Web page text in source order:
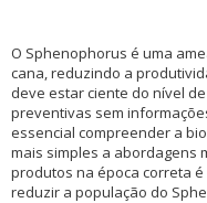
O Sphenophorus é uma
cana, reduzindo a
deve estar ciente do nível
preventivas sem
essencial compreender a
mais simples a abordagens
produtos na época correta
reduzir a população do